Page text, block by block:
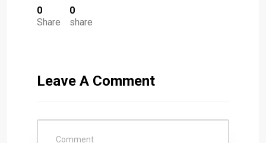
0
Share
0
share
Leave A Comment